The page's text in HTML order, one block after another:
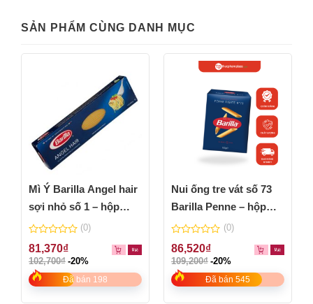
SẢN PHẨM CÙNG DANH MỤC
Mì Ý Barilla Angel hair
sợi nhỏ số 1 – hộp
500gr
0
out
of
5
(0)
81,370₫
102,700₫ -20%
Đã bán 198
Nui ống tre vát số 73
Barilla Penne – hộp
500g
0
out
of
5
(0)
86,520₫
109,200₫ -20%
Đã bán 545